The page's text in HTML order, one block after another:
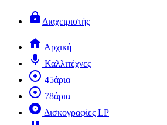
lock Διαχειριστής
home Αρχική
mic Καλλιτέχνες
adjust 45άρια
adjust 78άρια
album Δισκογραφίες LP